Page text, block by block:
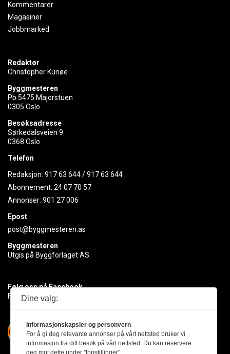
Kommentarer
Magasiner
Jobbmarked
Redaktør
Christopher Kunøe
Byggmesteren
Pb 5475 Majorstuen
0305 Oslo
Besøksadresse
Sørkedalsveien 9
0368 Oslo
Telefon
Redaksjon: 917 63 644/917 63 644
Abonnement: 24 07 70 57
Annonser: 901 27 006
Epost
post@byggmesteren.as
Byggmesteren
Utgis på Byggforlaget AS.
Følg oss på Facebook
Få med deg det siste innen byggebransjen
Dine valg:
Informasjonskapsler og personvern
For å gi deg relevante annonser på vårt nettsted bruker vi
informasjon fra ditt besøk på vårt nettsted. Du kan reservere
deg mot dette under "Innstillinger".